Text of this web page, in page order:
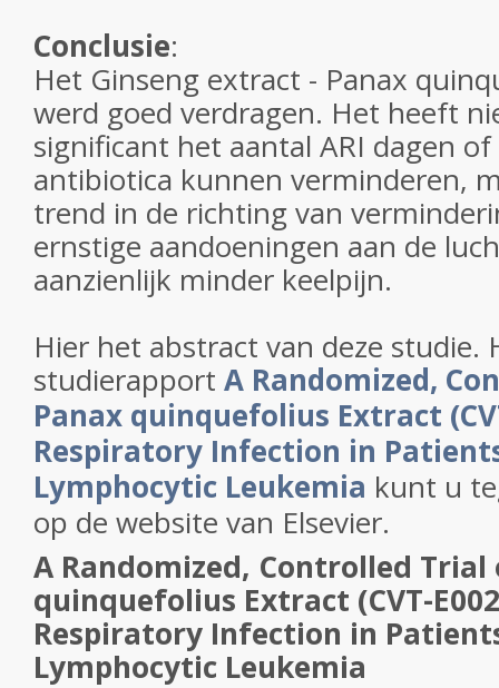
Conclusie:
Het Ginseng extract - Panax
werd goed verdragen. Het heeft
significant het aantal ARI dagen
antibiotica kunnen verminderen,
trend in de richting van
ernstige aandoeningen aan de
aanzienlijk minder keelpijn.
Hier het abstract van deze studie.
studierapport A Randomized,
Panax quinquefolius Extract
Respiratory Infection in
Lymphocytic Leukemia kunt u
op de website van Elsevier.
A Randomized, Controlled Trial
quinquefolius Extract (CVT-
Respiratory Infection in
Lymphocytic Leukemia